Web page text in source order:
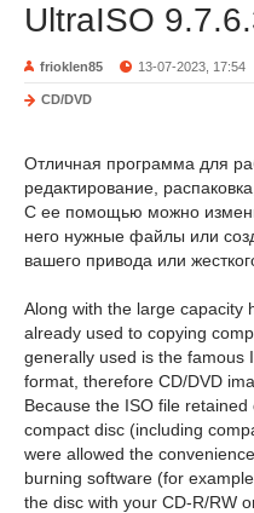
UltraISO
frioklen85 13-07-2023, 17:54
CD/DVD
Отличная программа для
редактирование,
С ее помощью можно
него нужные файлы или
вашего привода или
Along with the large capacity
already used to copying
generally used is the famous
format, therefore CD/DVD
Because the ISO file
compact disc (including
were allowed the
burning software (for
the disc with your CD-R/RW